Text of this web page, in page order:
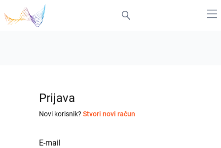
Prijava
Novi korisnik? Stvori novi račun
E-mail